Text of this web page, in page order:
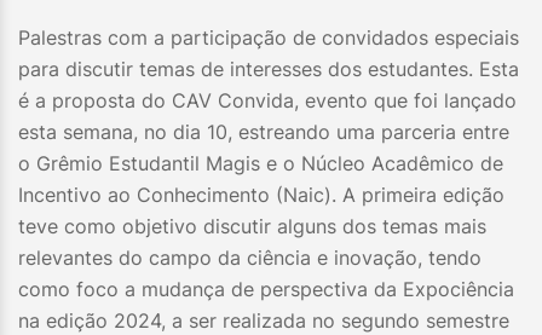
Palestras com a participação de convidados especiais
para discutir temas de interesses dos estudantes. Esta
é a proposta do CAV Convida, evento que foi lançado
esta semana, no dia 10, estreando uma parceria entre
o Grêmio Estudantil Magis e o Núcleo Acadêmico de
Incentivo ao Conhecimento (Naic). A primeira edição
teve como objetivo discutir alguns dos temas mais
relevantes do campo da ciência e inovação, tendo
como foco a mudança de perspectiva da Expociência
na edição 2024, a ser realizada no segundo semestre